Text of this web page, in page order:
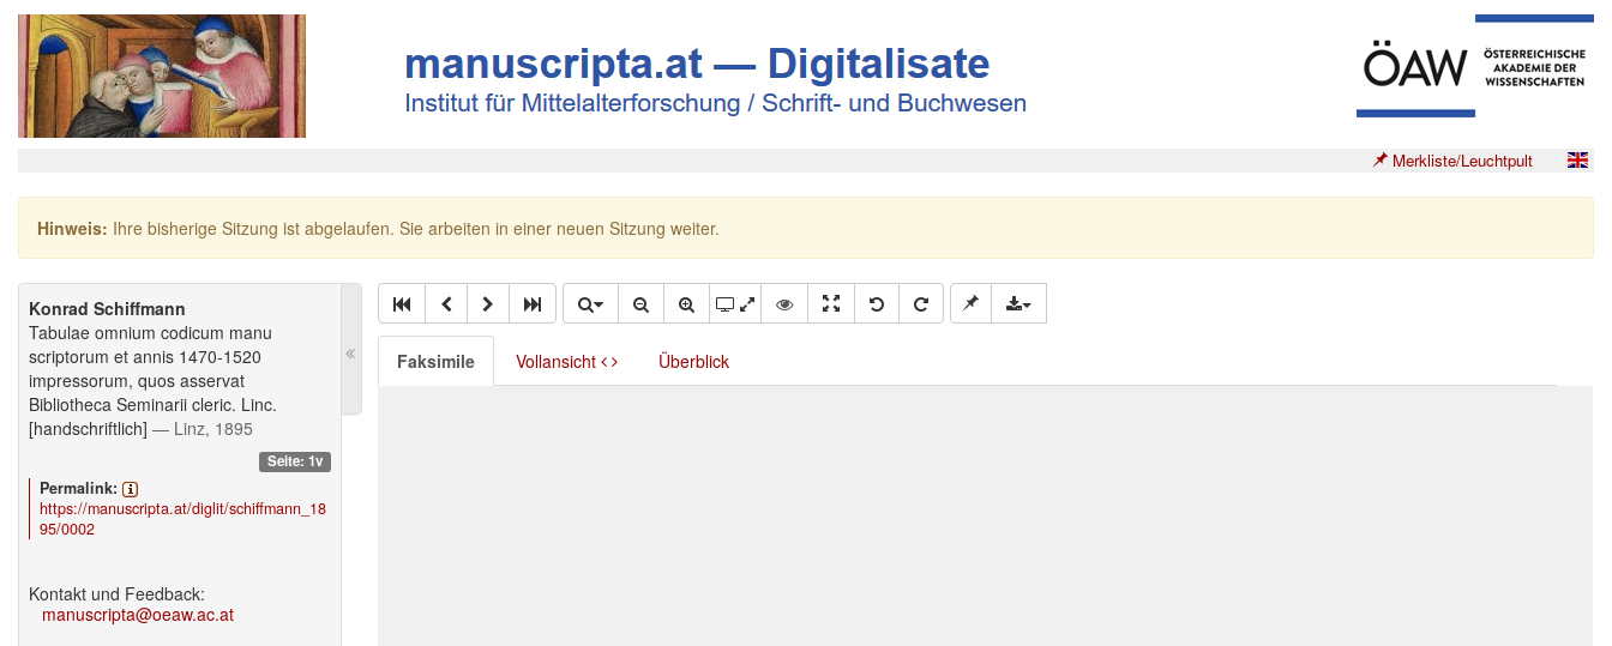
Merkliste/Leuchtpult
Hinweis: Ihre bisherige Sitzung ist abgelaufen. Sie arbeiten in einer neuen Sitzung weiter.
Konrad Schiffmann
Tabulae omnium codicum manu
scriptorum et annis 1470-1520
impressorum, quos asservat
Bibliotheca Seminarii cleric. Linc.
[handschriftlich] — Linz, 1895
Seite: 1v
Permalink:
https://manuscripta.at/diglit/schiffmann_18
95/0002
Kontakt und Feedback:
manuscripta@oeaw.ac.at
Faksimile Vollansicht Überblick